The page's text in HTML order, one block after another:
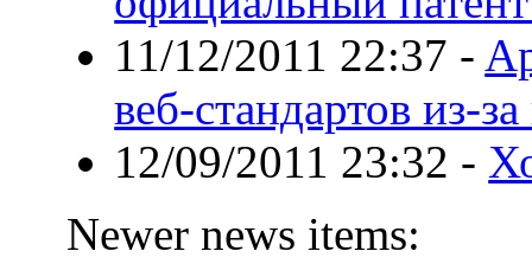
11/12/2011 22:37 -
веб-стандартов из-
12/09/2011 23:32 -
Newer news items: